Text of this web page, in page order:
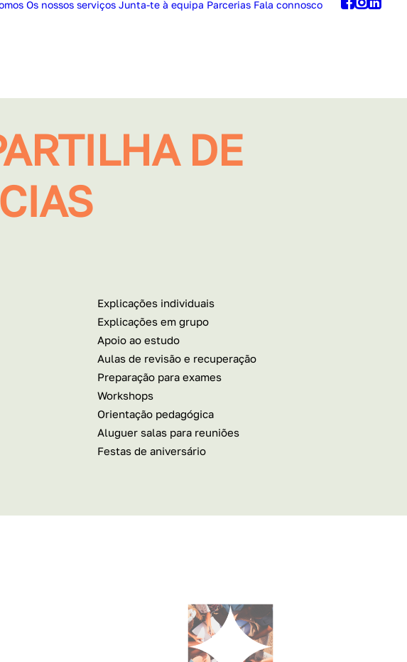
Os nossos serviços Junta-te à equipa Parcerias Fala connosco
DE
CIAS
Explicações individuais
Explicações em grupo
Apoio ao estudo
Aulas de revisão e recuperação
Preparação para exames
Workshops
Orientação pedagógica
Aluguer salas para reuniões
Festas de aniversário